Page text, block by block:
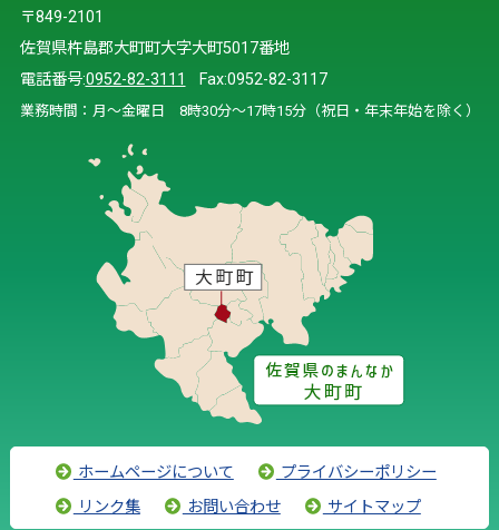
〒849-2101
佐賀県杵島郡大町町大字大町5017番地
電話番号:0952-82-3111 Fax:0952-82-3117
業務時間：月～金曜日 8時30分～17時15分（祝日・年末年始を除く）
ホームページについて
プライバシーポリシー
リンク集
お問い合わせ サイトマップ